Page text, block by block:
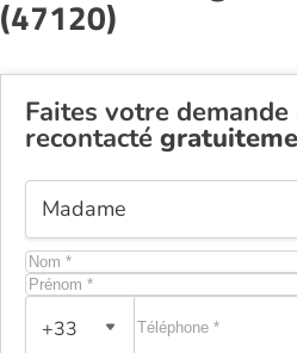
(47120)
Faites votre
recontacté
+33